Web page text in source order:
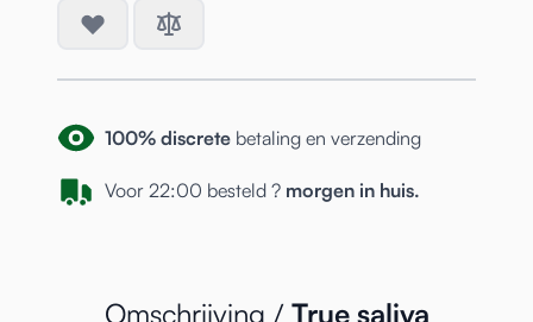
100% discrete betaling en verzending
Voor 22:00 besteld ? morgen in huis.
Omschrijving / True saliva